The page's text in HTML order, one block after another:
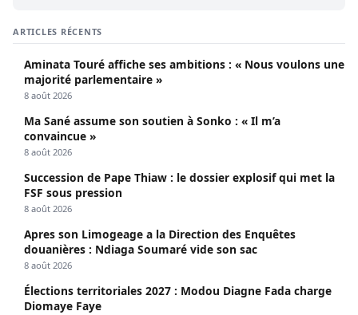
ARTICLES RÉCENTS
Aminata Touré affiche ses ambitions : « Nous voulons une
majorité parlementaire »
8 août 2026
Ma Sané assume son soutien à Sonko : « Il m’a
convaincue »
8 août 2026
Succession de Pape Thiaw : le dossier explosif qui met la
FSF sous pression
8 août 2026
Apres son Limogeage a la Direction des Enquêtes
douanières : Ndiaga Soumaré vide son sac
8 août 2026
Élections territoriales 2027 : Modou Diagne Fada charge
Diomaye Faye